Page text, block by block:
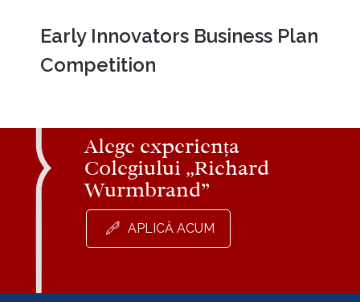
Early Innovators Business Plan
Competition
Alege experiența
Colegiului „Richard
Wurmbrand”
APLICĂ ACUM